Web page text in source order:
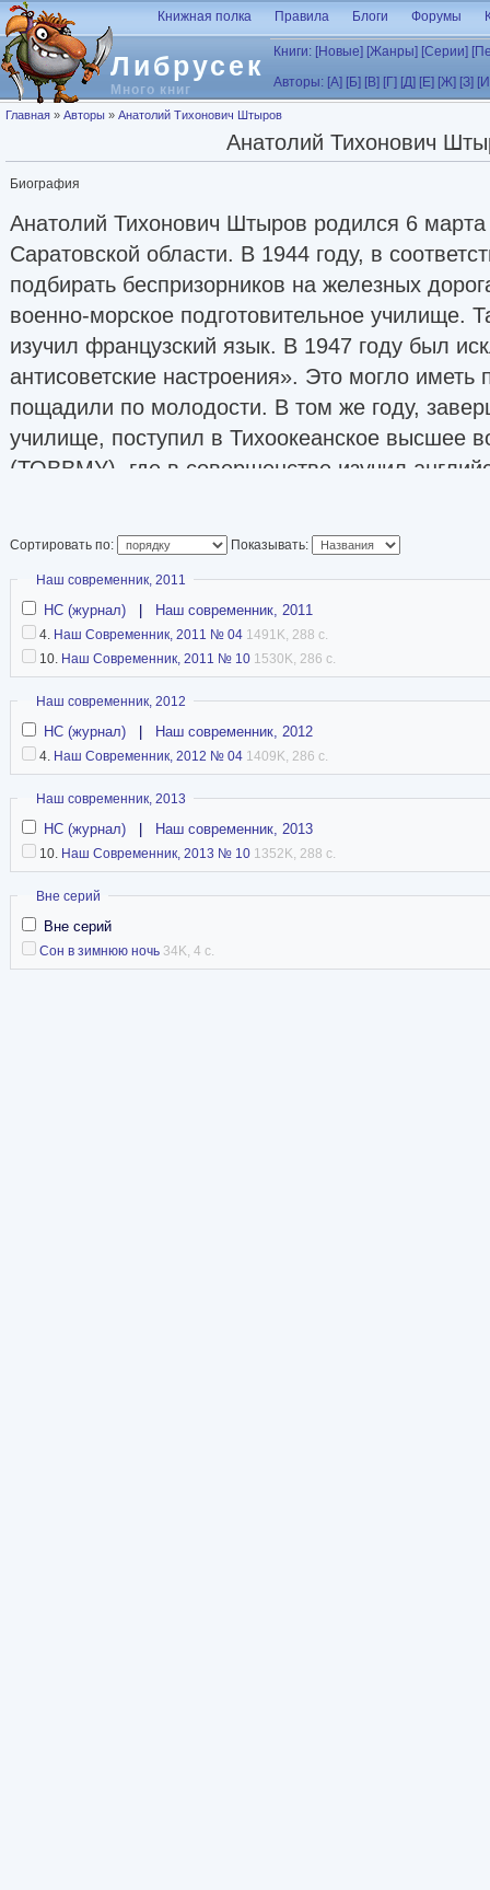
Перейти к основному содержанию
Либрусек
Много книг
Книжная полка Правила Блоги Форумы
Книги: [Новые] [Жанры] [Серии]
Авторы: [А] [Б] [В] [Г] [Д] [Е] [Ж] [З]
Вы здесь
Главная » Авторы » Анатолий Тихонович Штыров
Анатолий Тихонович
Биография
Анатолий Тихонович Штыров родился 6 марта
Саратовской области. В 1944 году, в
подбирать беспризорников на железных
военно-морское подготовительное училище.
изучил французский язык. В 1947 году был
антисоветские настроения». Это могло иметь
пощадили по молодости. В том же году,
училище, поступил в Тихоокеанское высшее
(ТОВВМУ), где в совершенстве изучил
лейтенант и был назначен в распоряжение
военной флотилией. Плавал на подводных
должностях - от командира рулевой группы
командира лодки. В период 1959-1960 годов
факультете Высших офицерских классов.
направлен на Тихоокеанский флот, где
командира лодки, начальника разведки
заместителя начальника штаба Камчатской
году ему было присвоено звание контр-
переведен на запад, в штаб юго-западного
года, с выслугой более 40 календарных лет,
запас по болезни.
В процессе службы накопил много
собственным словам, в период с 1947 по
вообще, так как чувствовал, что постоянно
Сортировать по: Показывать:
Скрыть
Наш современник, 2011
НС (журнал) Наш современник, 2011
4. Наш Современник, 2011 № 04 1491K, 288 с.
10. Наш Современник, 2011 № 10 1530K, 286 с.
Скрыть
Наш современник, 2012
НС (журнал) Наш современник, 2012
4. Наш Современник, 2012 № 04 1409K, 286 с.
Скрыть
Наш современник, 2013
НС (журнал) Наш современник, 2013
10. Наш Современник, 2013 № 10 1352K, 288 с.
Скрыть
Вне серий
Вне серий
Сон в зимнюю ночь 34K, 4 с.